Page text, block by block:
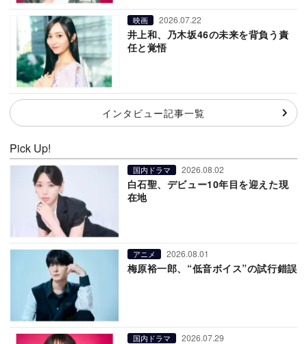
映画 2026.07.22
井上和、乃木坂46の未来を背負う責
任と覚悟
インタビュー記事一覧
Pick Up!
国内ドラマ 2026.08.02
白石聖、デビュー10年目を迎えた現
在地
アニメ 2026.08.01
梅原裕一郎、“低音ボイス”の試行錯誤
国内ドラマ 2026.07.29